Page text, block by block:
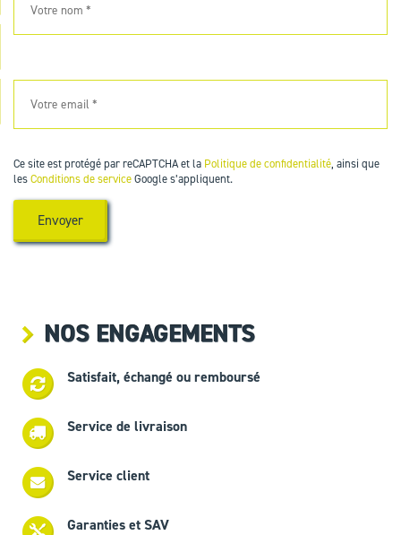
Ce site est protégé par reCAPTCHA et la Politique de confidentialité, ainsi que
lesConditions de serviceGoogle s’appliquent.
NOS ENGAGEMENTS
Satisfait, échangé ou remboursé
Service de livraison
Service client
Garanties et SAV